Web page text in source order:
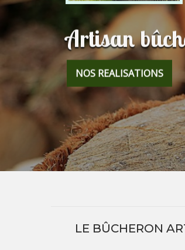
Artisan
NOS REALISATIONS
LE BÛCHERON